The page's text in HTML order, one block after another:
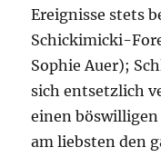
Ereignisse stets
Schickimicki-
Sophie Auer);
sich entsetzlich
einen
am liebsten den